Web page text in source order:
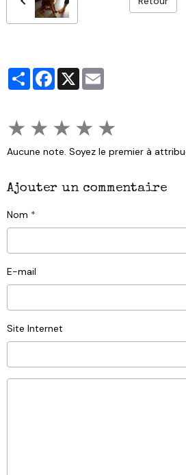
PartagerFacebook
X
★ ★ ★ ★ ★
Aucune note. Soyez le premier à
Ajouter un commentaire
Nom
E-mail
Site Internet